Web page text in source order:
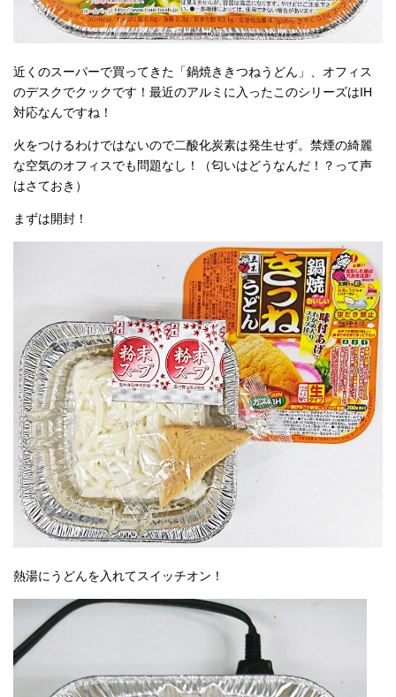
近くのスーパーで買ってきた「鍋焼ききつねうどん」、オフィス
のデスクでクックです！最近のアルミに入ったこのシリーズはIH
対応なんですね！
火をつけるわけではないので二酸化炭素は発生せず。禁煙の綺麗
な空気のオフィスでも問題なし！（匂いはどうなんだ！？って声
はさておき）
まずは開封！
熱湯にうどんを入れてスイッチオン！